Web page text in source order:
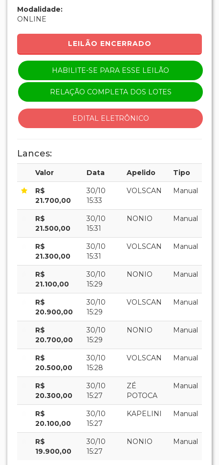
Modalidade:
ONLINE
LEILÃO ENCERRADO
HABILITE-SE PARA ESSE LEILÃO
RELAÇÃO COMPLETA DOS LOTES
EDITAL ELETRÔNICO
Lances:
Valor Data Apelido Tipo
R$
21.700,00
30/10
15:33
VOLSCAN Manual
R$
21.500,00
30/10
15:31
NONIO Manual
R$
21.300,00
30/10
15:31
VOLSCAN Manual
R$
21.100,00
30/10
15:29
NONIO Manual
R$
20.900,00
30/10
15:29
VOLSCAN Manual
R$
20.700,00
30/10
15:29
NONIO Manual
R$
20.500,00
30/10
15:28
VOLSCAN Manual
R$
20.300,00
30/10
15:27
ZÉ
POTOCA
Manual
R$
20.100,00
30/10
15:27
KAPELINI Manual
R$
19.900,00
30/10
15:27
NONIO Manual